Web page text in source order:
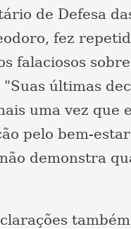
de Defesa
fez
falaciosos
"Suas últimas
uma vez que
pelo bem-
demonstra